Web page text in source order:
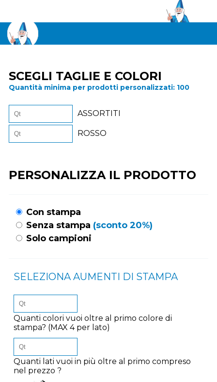
SCEGLI TAGLIE E COLORI
Quantità minima per prodotti personalizzati: 100
ASSORTITI
ROSSO
PERSONALIZZA IL PRODOTTO
Con stampa
Senza stampa (sconto 20%)
Solo campioni
SELEZIONA AUMENTI DI STAMPA
Quanti colori vuoi oltre al primo colore di
stampa? (MAX 4 per lato)
Quanti lati vuoi in più oltre al primo compreso
nel prezzo ?